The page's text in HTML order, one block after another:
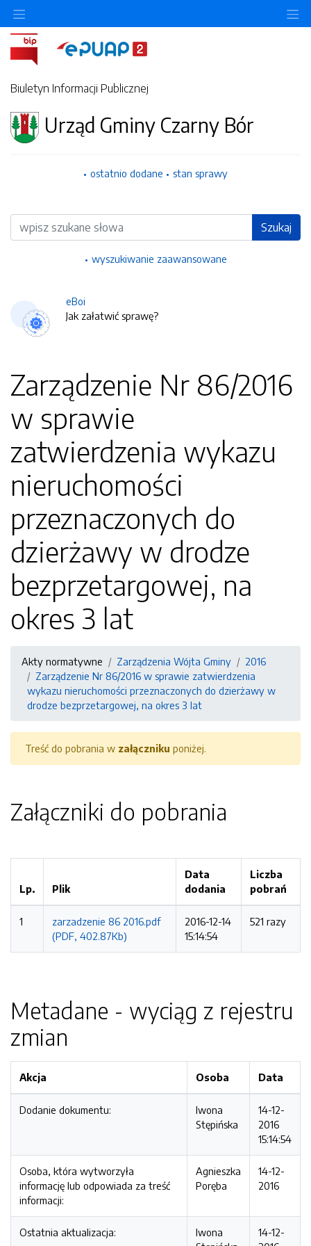
Biuletyn Informacji Publicznej
Urząd Gminy Czarny Bór
ostatnio dodane stan sprawy
Wyszukiwarka Szukaj
wyszukiwanie zaawansowane
eBoi
Jak załatwić sprawę?
Zarządzenie Nr 86/2016
w sprawie
zatwierdzenia wykazu
nieruchomości
przeznaczonych do
dzierżawy w drodze
bezprzetargowej, na
okres 3 lat
Akty normatywne Zarządzenia Wójta Gminy
2016
Zarządzenie Nr 86/2016 w sprawie zatwierdzenia
wykazu nieruchomości przeznaczonych do dzierżawy w
drodze bezprzetargowej, na okres 3 lat
Treść do pobrania w załączniku poniżej.
Załączniki do pobrania
Lp. Plik
Data
dodania
Liczba
pobrań
1
zarzadzenie 86 2016.pdf
(PDF, 402.87Kb)
2016-12-14
15:14:54
521 razy
Metadane - wyciąg z rejestru
zmian
Akcja Osoba Data
Dodanie dokumentu:
Iwona
Stępińska
14-12-
2016
15:14:54
Osoba, która wytworzyła
informację lub odpowiada za treść
informacji:
Agnieszka
Poręba
14-12-
2016
Ostatnia aktualizacja:
Iwona
14-12-